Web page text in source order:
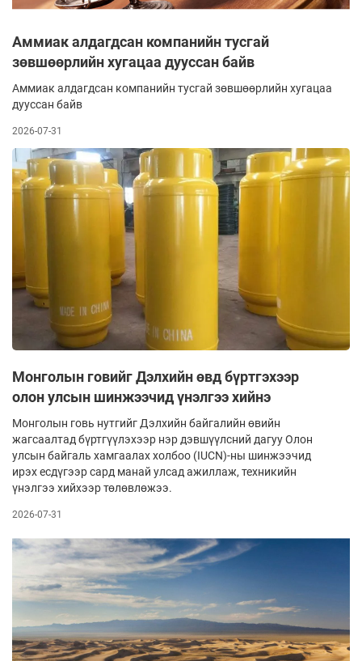
Аммиак алдагдсан компанийн тусгай
зөвшөөрлийн хугацаа дууссан байв
Аммиак алдагдсан компанийн тусгай зөвшөөрлийн хугацаа
дууссан байв
2026-07-31
Монголын говийг Дэлхийн өвд бүртгэхээр
олон улсын шинжээчид үнэлгээ хийнэ
Монголын говь нутгийг Дэлхийн байгалийн өвийн
жагсаалтад бүртгүүлэхээр нэр дэвшүүлсний дагуу Олон
улсын байгаль хамгаалах холбоо (IUCN)-ны шинжээчид
ирэх есдүгээр сард манай улсад ажиллаж, техникийн
үнэлгээ хийхээр төлөвлөжээ.
2026-07-31